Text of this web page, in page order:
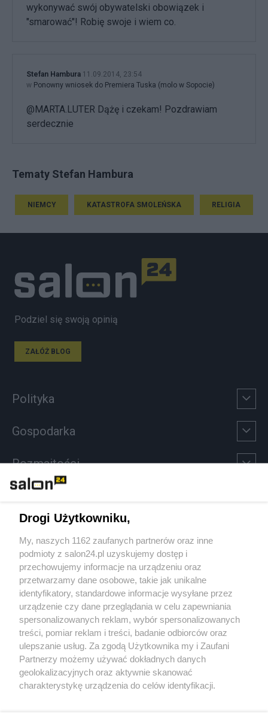
wykonywać swój obywatelski obowiązek i
"smarować"! Robię swoje i wiem co.
Stefan Hambura 11.09.2014, 23:54
w Ponowny wniosek do Premiera Tuska (molo w Sopocie)
@MARTA.LUTER Dążę i czekam! Pozdrawiam
serdecznie
Tematy Stefan Hambura
NIEMCY KATASTROFA SMOLEŃSKA RELIGIA
Podziel się swoją opinią
ZAŁÓŻ BLOG
Polityka
Gospodarka
Rozmaitości
Sport
Społeczeństwo
Kultura
X Facebook Instagram Youtube
Drogi Użytkowniku,
My, naszych 1162 zaufanych partnerów oraz inne
podmioty z salon24.pl uzyskujemy dostęp i
przechowujemy informacje na urządzeniu oraz
przetwarzamy dane osobowe, takie jak unikalne
identyfikatory, standardowe informacje wysyłane przez
urządzenie czy dane przeglądania w celu zapewniania
spersonalizowanych reklam, wybór spersonalizowanych
treści, pomiar reklam i treści, badanie odbiorców oraz
ulepszanie usług. Za zgodą Użytkownika my i Zaufani
Partnerzy możemy używać dokładnych danych
geolokalizacyjnych oraz aktywnie skanować
charakterystykę urządzenia do celów identyfikacji.